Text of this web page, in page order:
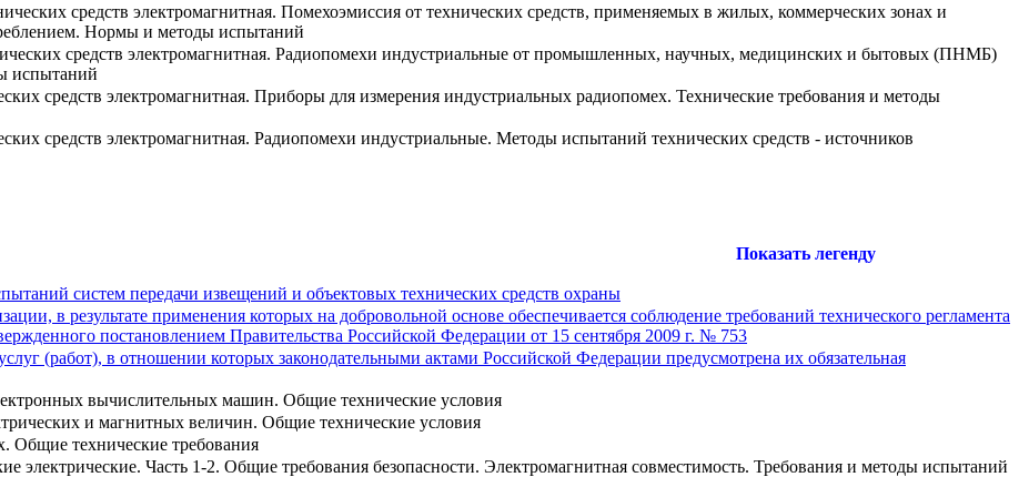
средств электромагнитная. Помехоэмиссия от технических средств, применяемых в жилых, коммерческих зонах и
Нормы и методы испытаний
средств электромагнитная. Радиопомехи индустриальные от промышленных, научных, медицинских и бытовых (ПНМБ)
испытаний
средств электромагнитная. Приборы для измерения индустриальных радиопомех. Технические требования и методы
средств электромагнитная. Радиопомехи индустриальные. Методы испытаний технических средств - источников
Показать легенду
систем передачи извещений и объектовых технических средств охраны
в результате применения которых на добровольной основе обеспечивается соблюдение требований технического регламента
постановлением Правительства Российской Федерации от 15 сентября 2009 г. № 753
(работ), в отношении которых законодательными актами Российской Федерации предусмотрена их обязательная
вычислительных машин. Общие технические условия
и магнитных величин. Общие технические условия
Общие технические требования
электрические. Часть 1-2. Общие требования безопасности. Электромагнитная совместимость. Требования и методы испытаний